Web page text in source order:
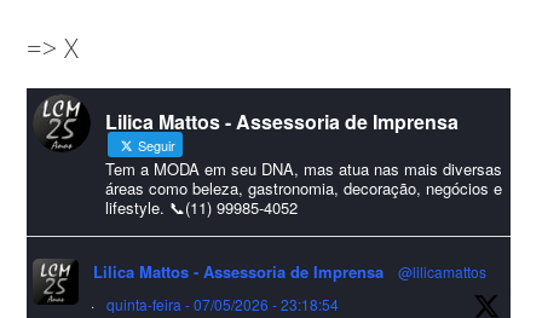
amigos que sempre nos acompanham!🎄✨🥂❤️
#lcmassessoriassessoria#natal #merrychristmas #felizanonovo
#HappyNewYear
Foto
Visualizar no Facebook · Compartilhar
Lilica Mattos - Assessoria de Imprensa
9 months ago
=> X
Lilica Mattos - Assessoria de Imprensa
Seguir
Tem a MODA em seu DNA, mas atua nas mais diversas
áreas como beleza, gastronomia, decoração, negócios e
lifestyle. 📞(11) 99985-4052
Lilica Mattos - Assessoria de Imprensa
@lilicamattos
·
quinta-feira - 07/05/2026 - 23:18:54